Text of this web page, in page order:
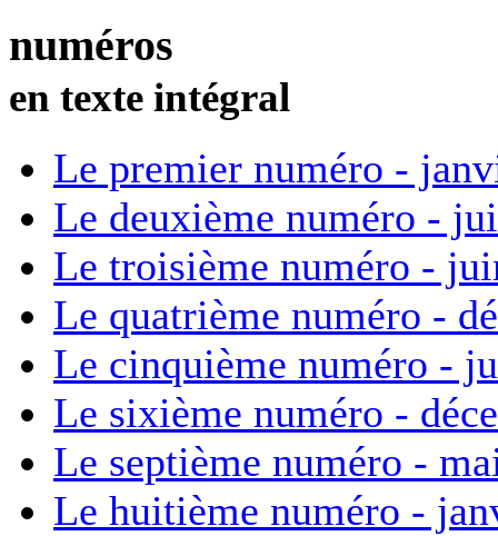
numéros
en texte intégral
Le premier numéro -
Le deuxième numéro -
Le troisième numéro -
Le quatrième numéro -
Le cinquième numéro -
Le sixième numéro -
Le septième numéro -
Le huitième numéro -